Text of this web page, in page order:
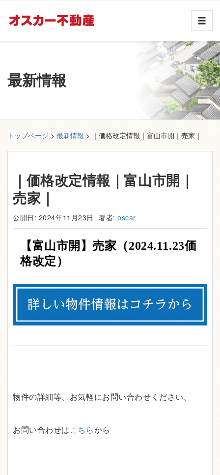
最新情報
トップページ > 最新情報 > ｜価格改定情報｜富山市開｜売家｜
｜価格改定情報｜富山市開｜
売家｜
公開日: 2024年11月23日 著者:oscar
【富山市開 】売家（2024.11.23価
格改定）
物件の詳細等、お気軽にお問い合わせください。
お問い合わせはこちらから